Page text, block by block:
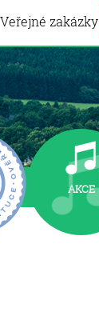
Veřejné zakázky
AKCE